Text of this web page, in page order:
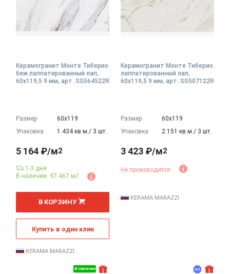
Керамогранит Монте Тиберио
беж лаппатированный лап,
60x119,5 9 мм, арт. SG564522R
Размер
60х119
Упаковка
1.434 кв.м./ 3 шт.
В наличии
5 164 ₽/м2
1-3 дня
В наличии: 97.467 м2
м
В КОРЗИНУ
Купить в один клик
KERAMA MARAZZI
Керамогранит Монте Тиберио
лаппатированный лап,
60x119,5 9 мм, арт. SG507122R
Размер
60х119
Упаковка
2.151 кв.м./ 3 шт.
3 423 ₽/м2
Не производится
KERAMA MARAZZI